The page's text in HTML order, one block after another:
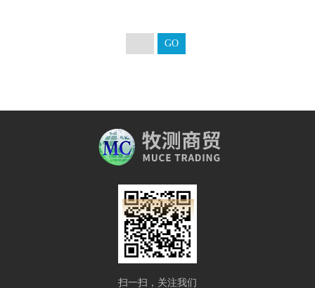
扫一扫，关注我们